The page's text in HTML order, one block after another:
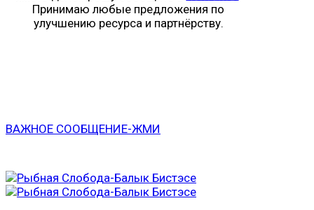
Принимаю любые предложения по
улучшению ресурса и партнёрству.
ВАЖНОЕ СООБЩЕНИЕ-ЖМИ